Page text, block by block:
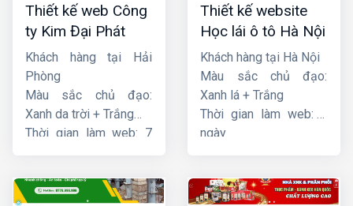
Thiết kế web Công
ty Kim Đại Phát
Khách hàng tại Hải
Phòng
Màu sắc chủ đạo:
Xanh da trời + Trắng
Thời gian làm web: 7
Thiết kế website
Học lái ô tô Hà Nội
Khách hàng tại Hà Nội
Màu sắc chủ đạo:
Xanh lá + Trắng
Thời gian làm web: 7
ngày